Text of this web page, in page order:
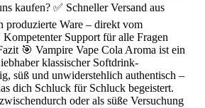
kaufen? ✅ Schneller Versand aus
produzierte Ware – direkt vom
Support für alle Fragen
🎯 Vampire Vape Cola Aroma ist ein
klassischer Softdrink-
süß und unwiderstehlich authentisch –
dich Schluck für Schluck begeistert.
oder als süße Versuchung